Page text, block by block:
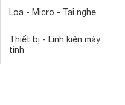
Loa - Micro - Tai nghe
Thiết bị - Linh kiện máy
tính